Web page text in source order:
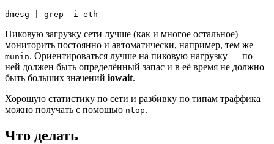
Пиковую загрузку сети лучше (как и многое остальное)
мониторить постоянно и автоматически, например, тем же
munin. Ориентироваться лучше на пиковую нагрузку — по
ней должен быть определённый запас и в её время не должно
быть больших значений iowait.
Хорошую статистику по сети и разбивку по типам траффика
можно получать с помощью ntop.
Что делать